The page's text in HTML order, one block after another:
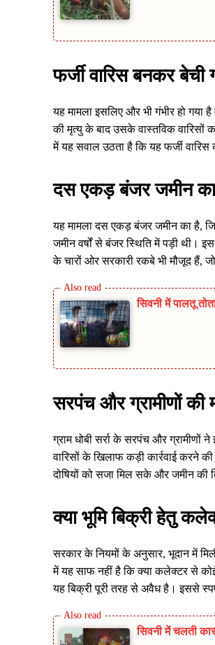
फर्जी वारिस बनकर बेची
यह मामला इसलिए और भी गंभीर हो गया है
की मृत्यु के बाद उसके वास्तविक वारिसों
में यह सवाल उठता है कि यह फर्जी
दस एकड़ बंजर जमीन का
यह मामला दस एकड़ बंजर जमीन का है,
जमीन वर्षों से बंजर स्थिति में पड़ी थी।
के चारों ओर सरकारी रकबे भी मौजूद हैं,
सिवनी में पालतू
सरपंच और ग्रामीणों की
ग्राम धोबी सर्रा के सरपंच और ग्रामीणों
वारिसों के खिलाफ कड़ी कार्रवाई करने
दोषियों को सजा मिल सके और जमीन की
क्या भूमि बिक्री हेतु
सरकार के नियमों के अनुसार, भूदान में
में यह साफ नहीं है कि क्या कलेक्टर से
यह बिक्री पूरी तरह से अवैध है। इससे
सिवनी में चलती